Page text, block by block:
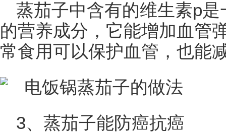
蒸茄子中含有的维生素p
的营养成分，它能增加血管
常食用可以保护血管，也能
3、蒸茄子能防癌抗癌